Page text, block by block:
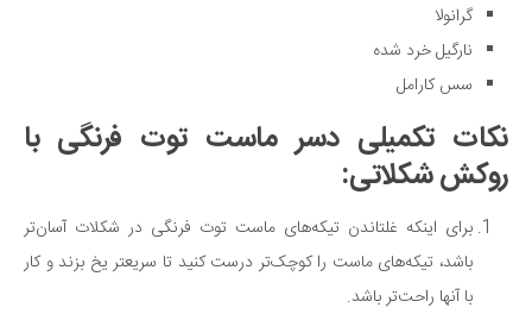
گرانولا
نارگیل خرد شده
سس کارامل
نکات تکمیلی دسر ماست توت فرنگی با
روکش شکلاتی:
برای اینکه غلتاندن تیکه‌های ماست توت فرنگی در شکلات آسان‌تر
باشد، تیکه‌های ماست را کوچک‌تر درست کنید تا سریعتر یخ بزند و کار
با آنها راحت‌تر باشد.